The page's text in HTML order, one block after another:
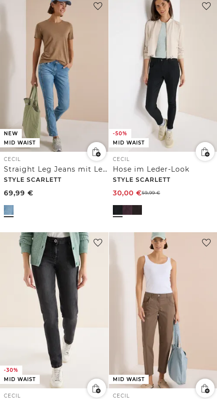
NEW
MID WAIST
CECIL
Straight Leg Jeans mit Leo-Pipings
STYLE SCARLETT
69,99 €
-50%
MID WAIST
CECIL
Hose im Leder-Look
STYLE SCARLETT
30,00 €59,99€
-30%
MID WAIST
CECIL
MID WAIST
CECIL